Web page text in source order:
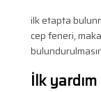
ilk etapta
cep feneri,
İlk